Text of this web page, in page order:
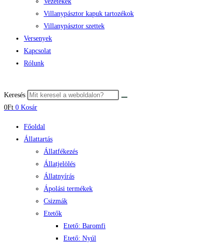
Villanypásztor kapuk tartozékok
Villanypásztor szettek
Versenyek
Kapcsolat
Rólunk
Keresés
0Ft 0 Kosár
Főoldal
Állattartás
Állatfékezés
Állatjelölés
Állatnyírás
Ápolási termékek
Csizmák
Etetők
Etető: Baromfi
Etető: Nyúl